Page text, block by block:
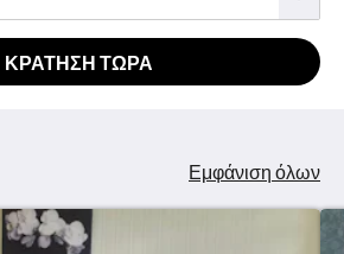
ΚΡΆΤΗΣΗ ΤΏΡΑ
Εμφάνιση όλων